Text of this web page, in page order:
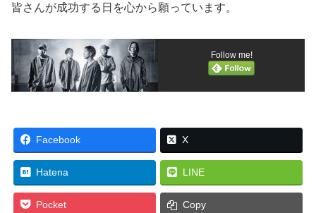
皆さんが成功する日を心から願っています。
Follow me!
Facebook X
Hatena LINE
Pocket Copy